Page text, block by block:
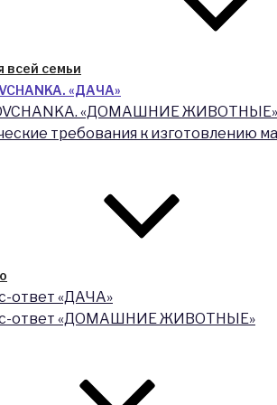
всей семьи
«ДАЧА»
«ДОМАШНИЕ ЖИВОТНЫЕ»
требования к изготовлению
ответ «ДАЧА»
ответ «ДОМАШНИЕ ЖИВОТНЫЕ»